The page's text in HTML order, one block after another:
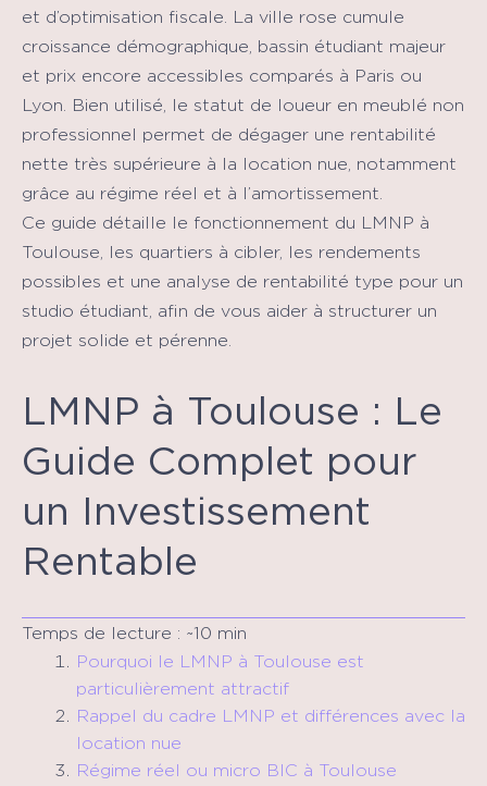
et d’optimisation fiscale. La ville rose cumule
croissance démographique, bassin étudiant majeur
et prix encore accessibles comparés à Paris ou
Lyon. Bien utilisé, le statut de loueur en meublé non
professionnel permet de dégager une rentabilité
nette très supérieure à la location nue, notamment
grâce au régime réel et à l’amortissement.
Ce guide détaille le fonctionnement du LMNP à
Toulouse, les quartiers à cibler, les rendements
possibles et une analyse de rentabilité type pour un
studio étudiant, afin de vous aider à structurer un
projet solide et pérenne.
LMNP à Toulouse : Le
Guide Complet pour
un Investissement
Rentable
Temps de lecture : ~10 min
Pourquoi le LMNP à Toulouse est
particulièrement attractif
Rappel du cadre LMNP et différences avec la
location nue
Régime réel ou micro BIC à Toulouse